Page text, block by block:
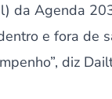
da Agenda
e fora de
diz